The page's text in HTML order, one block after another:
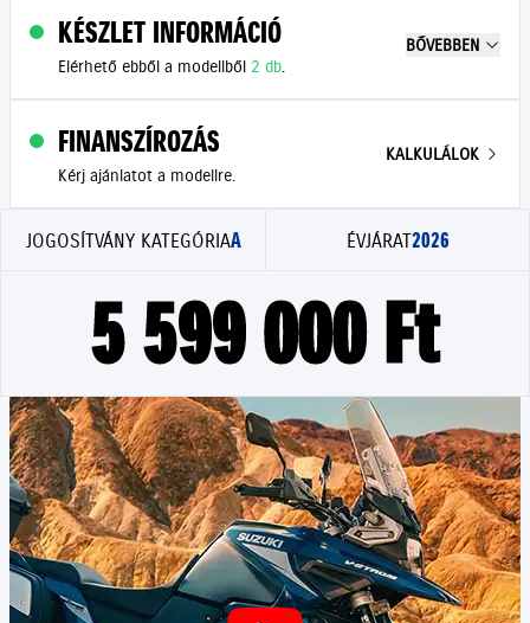
KÉSZLET INFORMÁCIÓ
Elérhető ebből a modellből 2 db.
BŐVEBBEN
FINANSZÍROZÁS
Kérj ajánlatot a modellre.
KALKULÁLOK
JOGOSÍTVÁNY KATEGÓRIAA ÉVJÁRAT2026
5 599 000 Ft